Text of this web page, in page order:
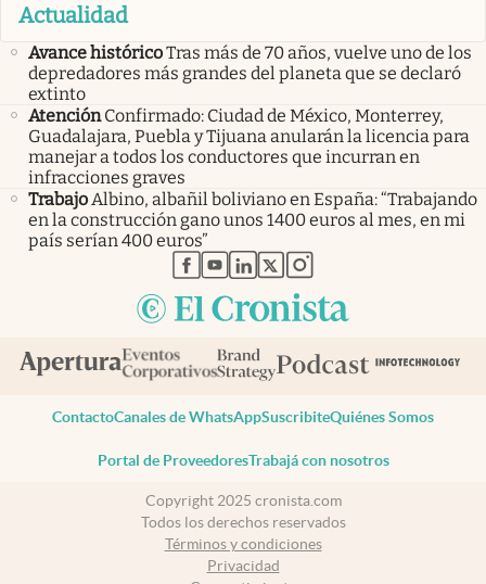
Actualidad
Avance históricoTras más de 70 años, vuelve uno de los
depredadores más grandes del planeta que se declaró
extinto
Atención Confirmado: Ciudad de México, Monterrey,
Guadalajara, Puebla y Tijuana anularán la licencia para
manejar a todos los conductores que incurran en
infracciones graves
TrabajoAlbino, albañil boliviano en España: “Trabajando
en la construcción gano unos 1400 euros al mes, en mi
país serían 400 euros”
abre en nueva pestaña
abre en nueva pestaña
abre en nueva pestaña
abre en nueva pestaña
abre en nueva pestaña
ContactoCanales de WhatsAppSuscribiteQuiénes Somos
Portal de ProveedoresTrabajá con nosotros
Copyright 2025 cronista.com
Todos los derechos reservados
Términos y condiciones
Privacidad